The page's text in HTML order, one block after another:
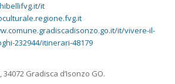
it
it/vivere-il-
232944/itinerari-48179
Gradisca d’Isonzo GO.